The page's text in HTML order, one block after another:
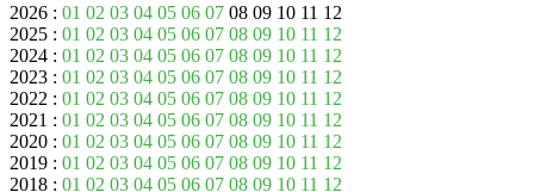
2026 : 01 02 03 04 05 06 07 08 09 10 11 12
2025 : 01 02 03 04 05 06 07 08 09 10 11 12
2024 : 01 02 03 04 05 06 07 08 09 10 11 12
2023 : 01 02 03 04 05 06 07 08 09 10 11 12
2022 : 01 02 03 04 05 06 07 08 09 10 11 12
2021 : 01 02 03 04 05 06 07 08 09 10 11 12
2020 : 01 02 03 04 05 06 07 08 09 10 11 12
2019 : 01 02 03 04 05 06 07 08 09 10 11 12
2018 : 01 02 03 04 05 06 07 08 09 10 11 12